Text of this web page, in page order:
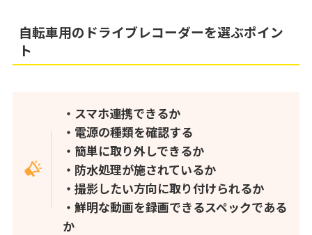
自転車用のドライブレコーダーを選ぶポイン
ト
・スマホ連携できるか
・電源の種類を確認する
・簡単に取り外しできるか
・防水処理が施されているか
・撮影したい方向に取り付けられるか
・鮮明な動画を録画できるスペックである
か